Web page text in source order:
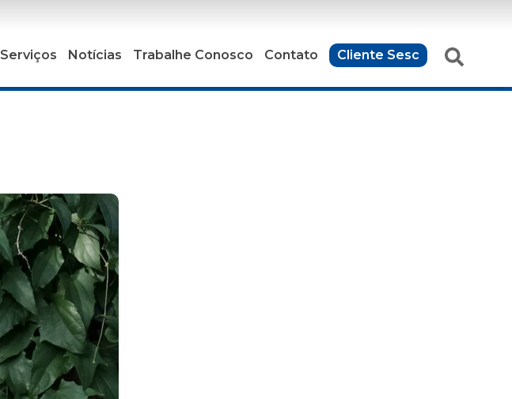
Serviços Notícias Trabalhe Conosco Contato Cliente Sesc